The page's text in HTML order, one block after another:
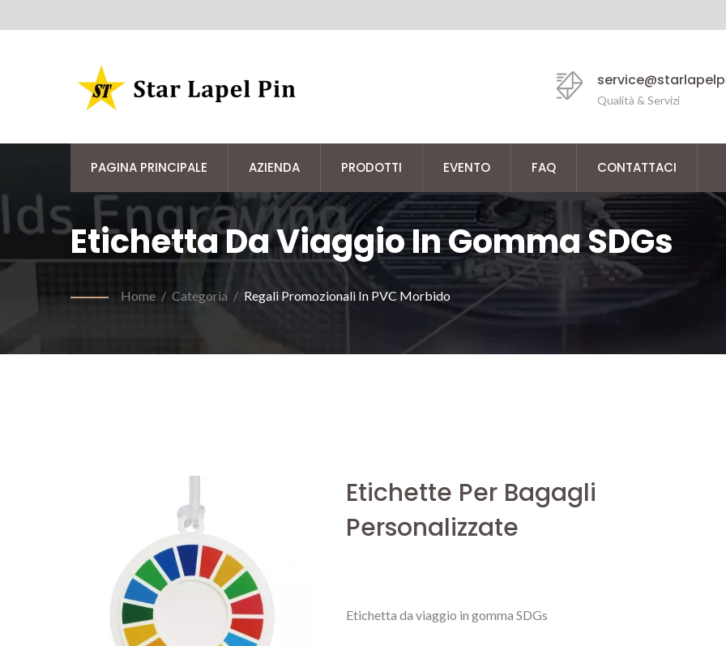
Qualità & Servizi
PAGINA PRINCIPALE AZIENDA PRODOTTI EVENTO FAQ CONTATTACI
Etichetta Da Viaggio In Gomma SDGs
Home / Categoria / Regali Promozionali In PVC Morbido
Etichette Per Bagagli
Personalizzate
Etichetta da viaggio in gomma SDGs